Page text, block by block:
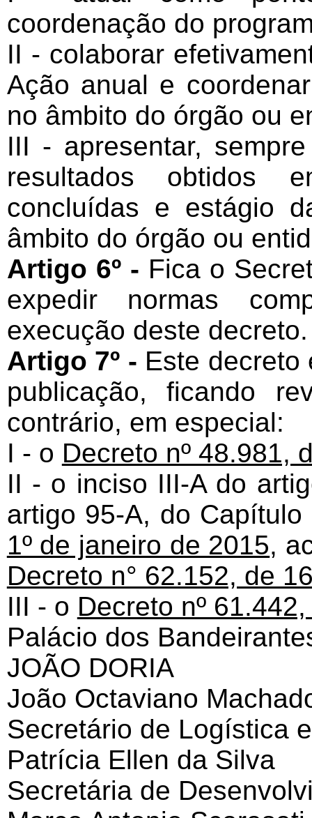
coordenação do
II - colaborar
Ação anual e
no âmbito do órgão ou
III - apresentar,
resultados obtidos
concluídas e estágio
âmbito do órgão ou
Artigo 6º - Fica o
expedir normas
execução deste decreto.
Artigo 7º - Este decreto
publicação, ficando
contrário, em especial:
I - o Decreto nº 48.981,
II - o inciso III-A do
artigo 95-A, do
1º de janeiro de 2015,
Decreto n° 62.152, de
III - o Decreto nº
Palácio dos
JOÃO DORIA
João Octaviano
Secretário de Logística
Patrícia Ellen da Silva
Secretária de